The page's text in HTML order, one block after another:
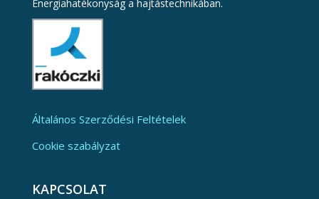
Energiahatékonyság a hajtástechnikában.
Általános Szerződési Feltételek
Cookie szabályzat
KAPCSOLAT